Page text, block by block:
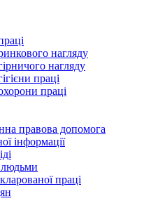
нагляду
нагляду
праці
праці
правова допомога
інформації
людьми
праці